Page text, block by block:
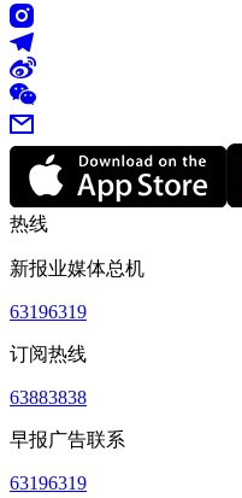
热线
新报业媒体总机
63196319
订阅热线
63883838
早报广告联系
63196319